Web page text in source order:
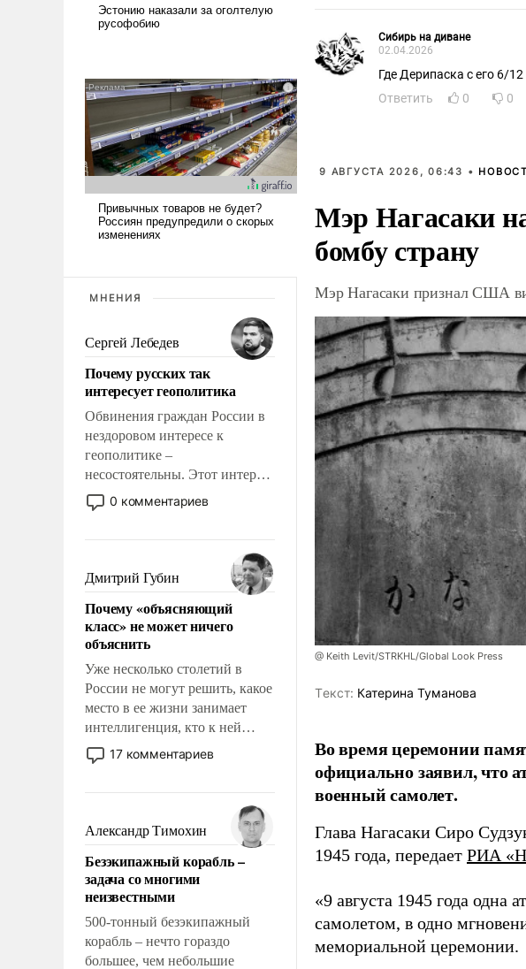
МНЕНИЯ
Сергей Лебедев
Почему русских так
интересует геополитика
Обвинения граждан России в
нездоровом интересе к
геополитике –
несостоятельны. Этот интерес
рационален и прагматичен. Он
обусловлен тысячелетним
фундаментальным знанием,
что мировая политика имеет
свойство заявляться на порог
нашего дома.
0 комментариев
Дмитрий Губин
Почему «объясняющий
класс» не может ничего
объяснить
Уже несколько столетий в
России не могут решить, какое
место в ее жизни занимает
интеллигенция, кто к ней
принадлежит, а кого из нее
исключили с правом
чем она отличается от просто
образованных людей. Иногда
казалось, что эти вопросы
решены раз и навсегда, но –
нет, не решены.
17 комментариев
Александр Тимохин
Безэкипажный корабль –
задача со многими
неизвестными
500-тонный безэкипажный
корабль – нечто гораздо
большее, чем небольшие
Сибирь на диване
02.04.2026
Где Дерипаска с его 6/12
Ответить
0 0
9 АВГУСТА 2026, 06:43 •
Мэр Нагасаки
бомбу страну
Мэр Нагасаки признал США
@ Keith Levit/STRKHL/Global Look Press
Tекст: Катерина Туманова
Во время церемонии
официально заявил, что
военный самолет.
Глава Нагасаки Сиро
1945 года, передает РИА
«9 августа 1945 года
самолетом, в одно
мемориальной церемонии.